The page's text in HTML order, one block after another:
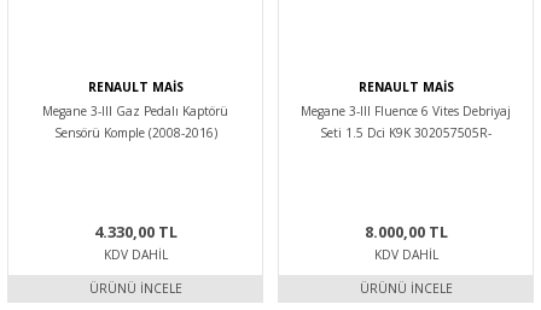
RENAULT MAİS
Megane 3-III Gaz Pedalı Kaptörü
Sensörü Komple (2008-2016)
4.330,00 TL
KDV DAHIL
ÜRÜNÜ İNCELE
RENAULT MAİS
Megane 3-III Fluence 6 Vites Debriyaj
Seti 1.5 Dci K9K 302057505R-
8.000,00 TL
KDV DAHIL
ÜRÜNÜ İNCELE